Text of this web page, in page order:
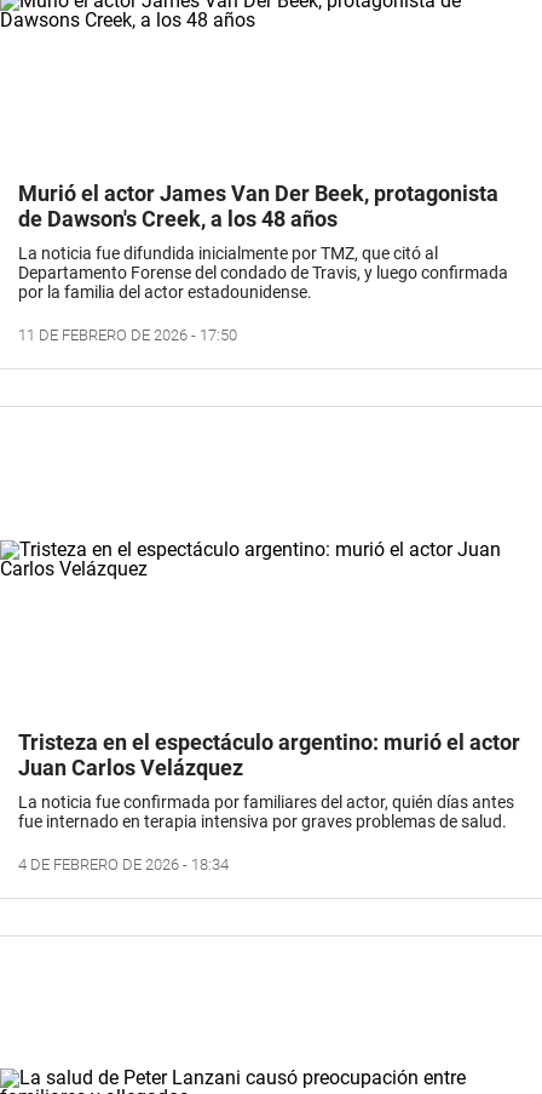
Murió el actor James Van Der Beek, protagonista
de Dawson's Creek, a los 48 años
La noticia fue difundida inicialmente por TMZ, que citó al
Departamento Forense del condado de Travis, y luego confirmada
por la familia del actor estadounidense.
11 DE FEBRERO DE 2026 - 17:50
Tristeza en el espectáculo argentino: murió el actor
Juan Carlos Velázquez
La noticia fue confirmada por familiares del actor, quién días antes
fue internado en terapia intensiva por graves problemas de salud.
4 DE FEBRERO DE 2026 - 18:34